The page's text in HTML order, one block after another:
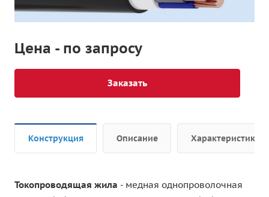
Цена - по запросу
Заказать
Конструкция Описание Характеристики
Токопроводящая жила - медная однопроволочная